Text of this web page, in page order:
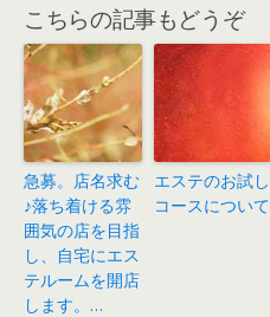
こちらの記事もどうぞ
急募。店名求む
♪落ち着ける雰
囲気の店を目指
し、自宅にエス
テルームを開店
します。…
エステのお試し
コースについて